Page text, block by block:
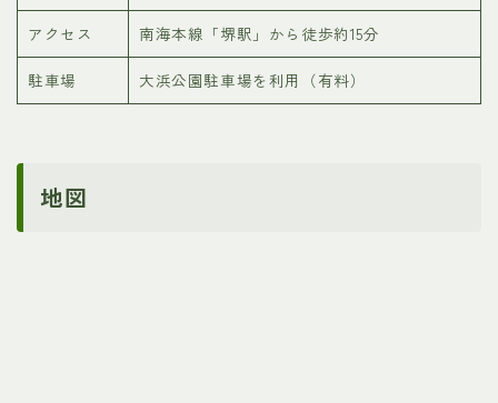
アクセス 南海本線「堺駅」から徒歩約15分
駐車場 大浜公園駐車場を利用（有料）
地図